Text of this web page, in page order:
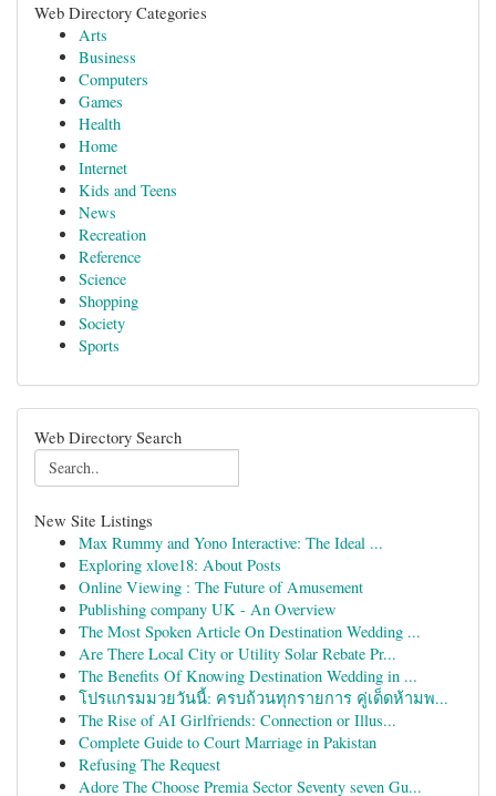
Web Directory Categories
Arts
Business
Computers
Games
Health
Home
Internet
Kids and Teens
News
Recreation
Reference
Science
Shopping
Society
Sports
Web Directory Search
New Site Listings
Max Rummy and Yono Interactive: The Ideal ...
Exploring xlove18: About Posts
Online Viewing : The Future of Amusement
Publishing company UK - An Overview
The Most Spoken Article On Destination Wedding ...
Are There Local City or Utility Solar Rebate Pr...
The Benefits Of Knowing Destination Wedding in ...
โปรแกรมมวยวันนี้: ครบถ้วนทุกรายการ คู่เด็ดห้ามพ...
The Rise of AI Girlfriends: Connection or Illus...
Complete Guide to Court Marriage in Pakistan
Refusing The Request
Adore The Choose Premia Sector Seventy seven Gu...